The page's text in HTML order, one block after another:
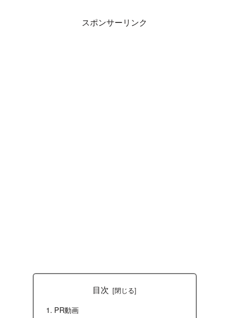
スポンサーリンク
目次
PR動画